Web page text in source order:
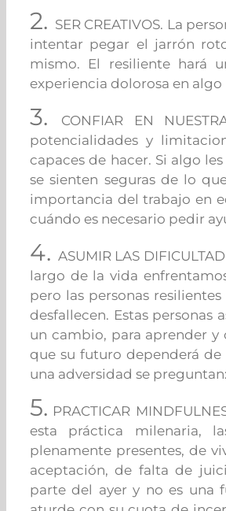
2. SER CREATIVOS. La
intentar pegar el jarrón
mismo. El resiliente hará
experiencia dolorosa en
3.
CONFIAR EN
potencialidades y
capaces de hacer. Si algo
se sienten seguras de lo
importancia del trabajo en
cuándo es necesario pedir
4. ASUMIR LAS
largo de la vida
pero las personas
desfallecen. Estas
un cambio, para aprender y
que su futuro dependerá de
una adversidad se
5. PRACTICAR
esta práctica milenaria,
plenamente presentes, de
aceptación, de falta de
parte del ayer y no es una